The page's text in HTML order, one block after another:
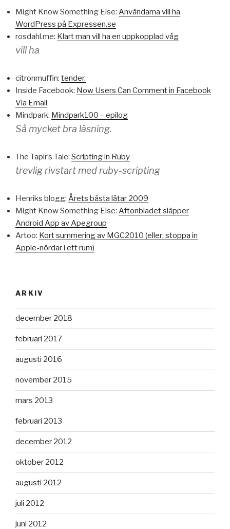
Might Know Something Else: Användarna vill ha
WordPress på Expressen.se
rosdahl.me: Klart man vill ha en uppkopplad våg
vill ha
citronmuffin: tender.
Inside Facebook: Now Users Can Comment in Facebook
Via Email
Mindpark: Mindpark100 – epilog
Så mycket bra läsning.
The Tapir’s Tale: Scripting in Ruby
trevlig rivstart med ruby-scripting
Henriks blogg: Årets bästa låtar 2009
Might Know Something Else: Aftonbladet släpper
Android App av Apegroup
Artoo: Kort summering av MGC2010 (eller: stoppa in
Apple-nördar i ett rum)
ARKIV
december 2018
februari 2017
augusti 2016
november 2015
mars 2013
februari 2013
december 2012
oktober 2012
augusti 2012
juli 2012
juni 2012